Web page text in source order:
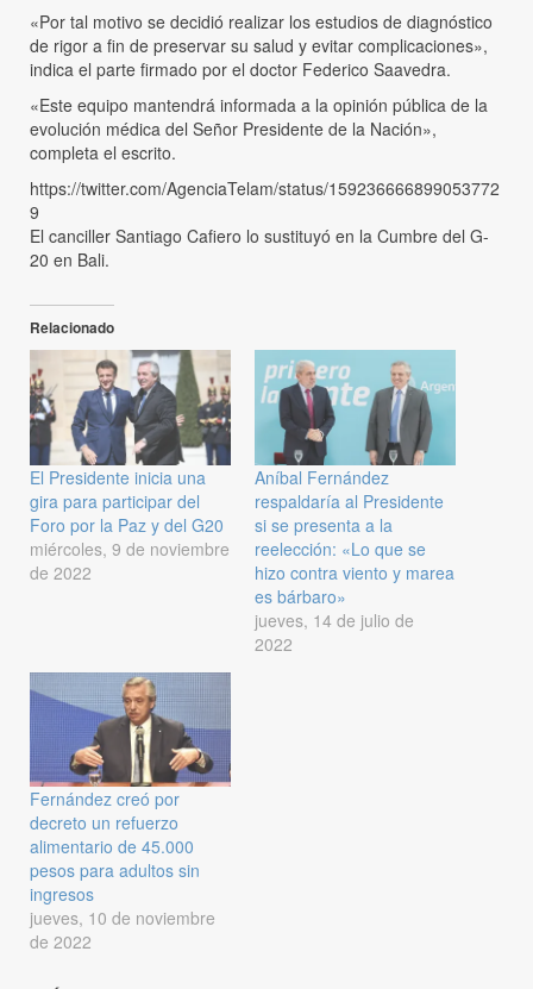
«Por tal motivo se decidió realizar los estudios de diagnóstico
de rigor a fin de preservar su salud y evitar complicaciones»,
indica el parte firmado por el doctor Federico Saavedra.
«Este equipo mantendrá informada a la opinión pública de la
evolución médica del Señor Presidente de la Nación»,
completa el escrito.
https://twitter.com/AgenciaTelam/status/159236666899053772
9
El canciller Santiago Cafiero lo sustituyó en la Cumbre del G-
20 en Bali.
Relacionado
El Presidente inicia una
gira para participar del
Foro por la Paz y del G20
miércoles, 9 de noviembre
de 2022
Aníbal Fernández
respaldaría al Presidente
si se presenta a la
reelección: «Lo que se
hizo contra viento y marea
es bárbaro»
jueves, 14 de julio de
2022
Fernández creó por
decreto un refuerzo
alimentario de 45.000
pesos para adultos sin
ingresos
jueves, 10 de noviembre
de 2022